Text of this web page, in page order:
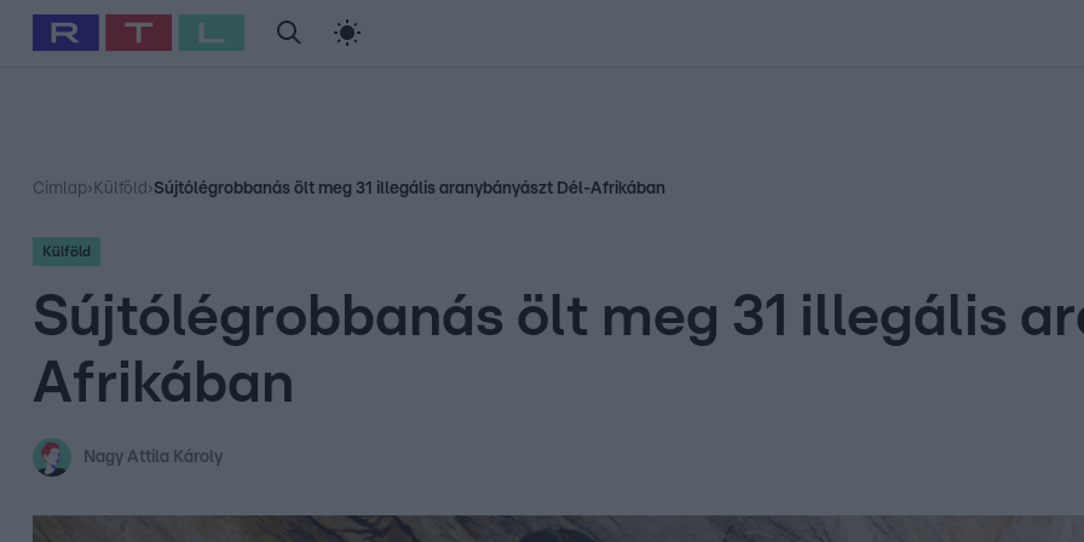
Babits Marcella Szellő István Most Wanted
Címlap› Külföld ›Sújtólégrobbanás ölt meg 31 illegális aranybányászt Dél-Afrikában
Külföld
Sújtólégrobbanás ölt meg 31 illegális
Afrikában
Nagy Attila Károly